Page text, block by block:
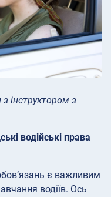
інструктором з
водійські права
є важливим
водіїв. Ось